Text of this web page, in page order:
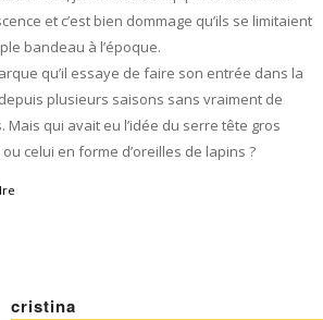
et c’est bien dommage qu’ils se limitaient
bandeau à l’époque.
qu’il essaye de faire son entrée dans la
plusieurs saisons sans vraiment de
Mais qui avait eu l’idée du serre tête gros
celui en forme d’oreilles de lapins ?
cristina